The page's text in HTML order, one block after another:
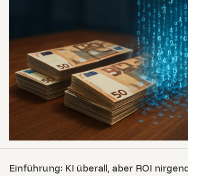
Einführung: KI überall, aber ROI nirgends